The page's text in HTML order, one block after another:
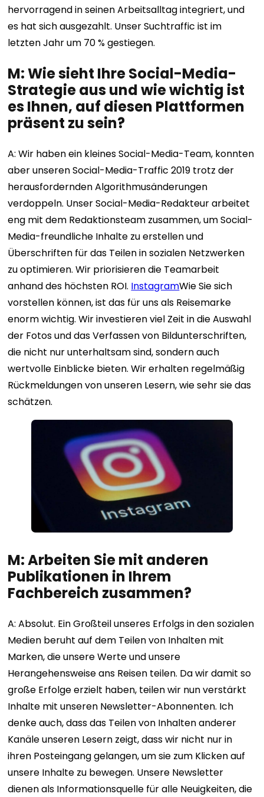
hervorragend in seinen Arbeitsalltag integriert, und
es hat sich ausgezahlt. Unser Suchtraffic ist im
letzten Jahr um 70 % gestiegen.
M: Wie sieht Ihre Social-Media-
Strategie aus und wie wichtig ist
es Ihnen, auf diesen Plattformen
präsent zu sein?
A: Wir haben ein kleines Social-Media-Team, konnten
aber unseren Social-Media-Traffic 2019 trotz der
herausfordernden Algorithmusänderungen
verdoppeln. Unser Social-Media-Redakteur arbeitet
eng mit dem Redaktionsteam zusammen, um Social-
Media-freundliche Inhalte zu erstellen und
Überschriften für das Teilen in sozialen Netzwerken
zu optimieren. Wir priorisieren die Teamarbeit
anhand des höchsten ROI. InstagramWie Sie sich
vorstellen können, ist das für uns als Reisemarke
enorm wichtig. Wir investieren viel Zeit in die Auswahl
der Fotos und das Verfassen von Bildunterschriften,
die nicht nur unterhaltsam sind, sondern auch
wertvolle Einblicke bieten. Wir erhalten regelmäßig
Rückmeldungen von unseren Lesern, wie sehr sie das
schätzen.
M: Arbeiten Sie mit anderen
Publikationen in Ihrem
Fachbereich zusammen?
A: Absolut. Ein Großteil unseres Erfolgs in den sozialen
Medien beruht auf dem Teilen von Inhalten mit
Marken, die unsere Werte und unsere
Herangehensweise ans Reisen teilen. Da wir damit so
große Erfolge erzielt haben, teilen wir nun verstärkt
Inhalte mit unseren Newsletter-Abonnenten. Ich
denke auch, dass das Teilen von Inhalten anderer
Kanäle unseren Lesern zeigt, dass wir nicht nur in
ihren Posteingang gelangen, um sie zum Klicken auf
unsere Inhalte zu bewegen. Unsere Newsletter
dienen als Informationsquelle für alle Neuigkeiten, die